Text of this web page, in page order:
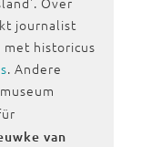
journalist
met historicus
. Andere
van